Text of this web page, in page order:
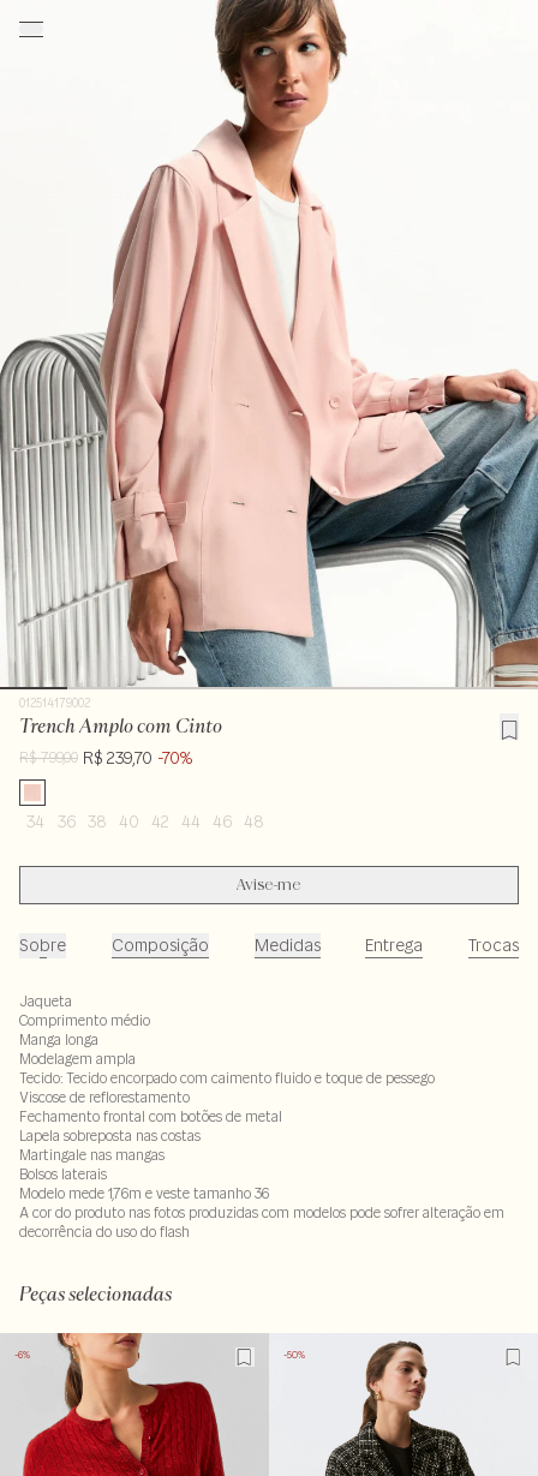
012514179002
Trench Amplo com Cinto
R$ 799,00 R$ 239,70 -70%
34 36 38 40 42 44 46 48
Avise-me
Sobre Composição Medidas Entrega Trocas
Jaqueta
Comprimento médio
Manga longa
Modelagem ampla
Tecido: Tecido encorpado com caimento fluido e toque de pessego
Viscose de reflorestamento
Fechamento frontal com botões de metal
Lapela sobreposta nas costas
Martingale nas mangas
Bolsos laterais
Modelo mede 1,76m e veste tamanho 36
A cor do produto nas fotos produzidas com modelos pode sofrer alteração em
decorrência do uso do flash
Peças selecionadas
-6% -50%